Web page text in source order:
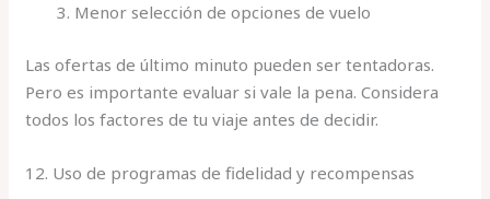
Menor selección de opciones de vuelo
Las ofertas de último minuto pueden ser tentadoras.
Pero es importante evaluar si vale la pena. Considera
todos los factores de tu viaje antes de decidir.
12. Uso de programas de fidelidad y recompensas